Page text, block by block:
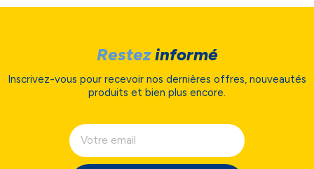
Restezinformé
Inscrivez-vous pour recevoir nos dernières offres, nouveautés
produits et bien plus encore.